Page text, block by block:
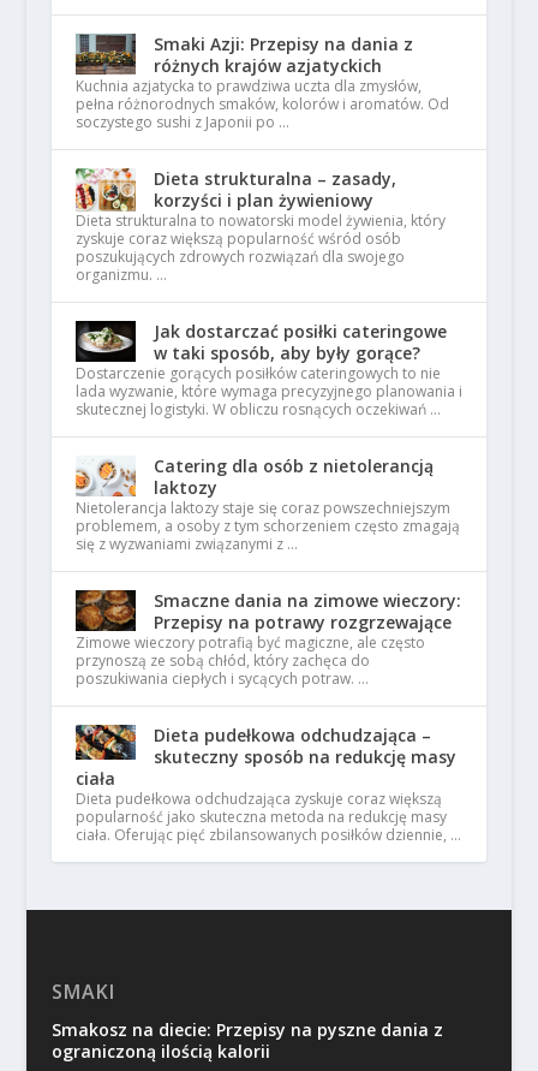
Smaki Azji: Przepisy na dania z
różnych krajów azjatyckich
Kuchnia azjatycka to prawdziwa uczta dla zmysłów,
pełna różnorodnych smaków, kolorów i aromatów. Od
soczystego sushi z Japonii po …
Dieta strukturalna – zasady,
korzyści i plan żywieniowy
Dieta strukturalna to nowatorski model żywienia, który
zyskuje coraz większą popularność wśród osób
poszukujących zdrowych rozwiązań dla swojego
organizmu. …
Jak dostarczać posiłki cateringowe
w taki sposób, aby były gorące?
Dostarczenie gorących posiłków cateringowych to nie
lada wyzwanie, które wymaga precyzyjnego planowania i
skutecznej logistyki. W obliczu rosnących oczekiwań …
Catering dla osób z nietolerancją
laktozy
Nietolerancja laktozy staje się coraz powszechniejszym
problemem, a osoby z tym schorzeniem często zmagają
się z wyzwaniami związanymi z …
Smaczne dania na zimowe wieczory:
Przepisy na potrawy rozgrzewające
Zimowe wieczory potrafią być magiczne, ale często
przynoszą ze sobą chłód, który zachęca do
poszukiwania ciepłych i sycących potraw. …
Dieta pudełkowa odchudzająca –
skuteczny sposób na redukcję masy
ciała
Dieta pudełkowa odchudzająca zyskuje coraz większą
popularność jako skuteczna metoda na redukcję masy
ciała. Oferując pięć zbilansowanych posiłków dziennie, …
SMAKI
Smakosz na diecie: Przepisy na pyszne dania z
ograniczoną ilością kalorii